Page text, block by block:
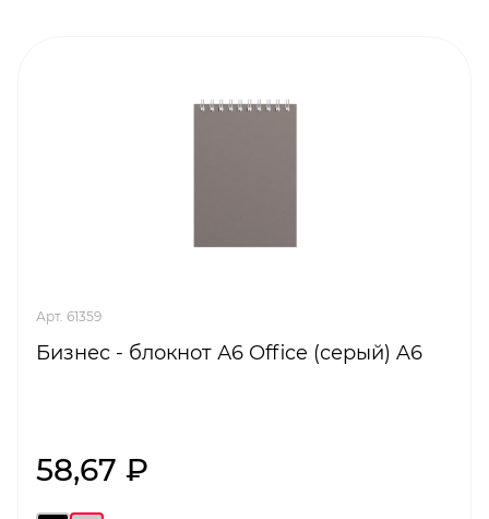
Арт. 61359
Бизнес - блокнот А6 Office (серый) A6
58,67 ₽